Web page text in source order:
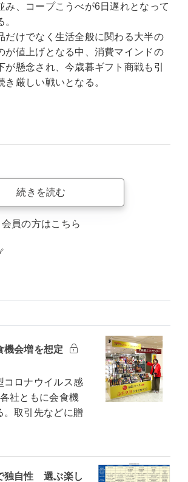
み、コープこうべが6日遅れとなって
。
だけでなく生活全般に関わる大半の
が値上げとなる中、消費マインドの
が懸念され、今歳暮ギフト商戦も引
き厳しい戦いとなる。
続きを読む
会員の方はこちら
会増を想定
ロナウイルス感
社ともに会食機
。取引先などに贈
独自性 選ぶ楽し